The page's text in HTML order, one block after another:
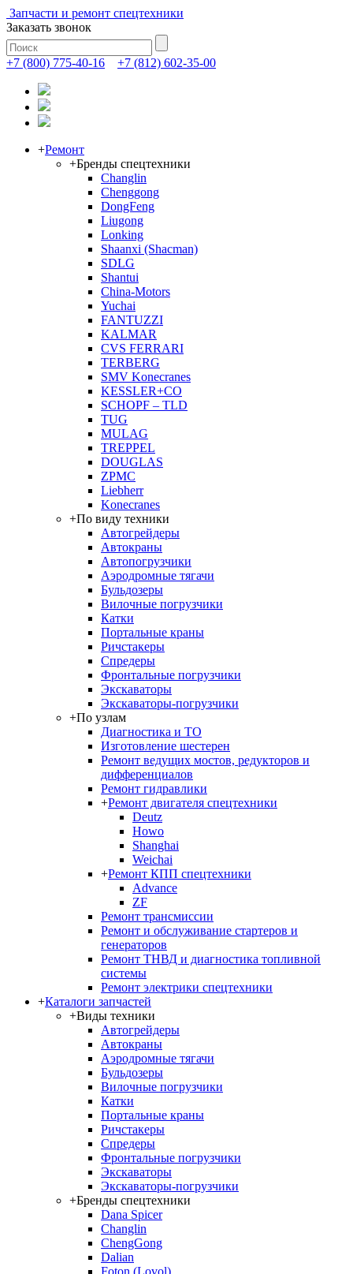
Запчасти и ремонт спецтехники
Заказать звонок
+7 (800) 775-40-16 +7 (812) 602-35-00
+Ремонт
+Бренды спецтехники
Changlin
Chenggong
DongFeng
Liugong
Lonking
Shaanxi (Shacman)
SDLG
Shantui
China-Motors
Yuchai
FANTUZZI
KALMAR
CVS FERRARI
TERBERG
SMV Konecranes
KESSLER+CO
SCHOPF – TLD
TUG
MULAG
TREPPEL
DOUGLAS
ZPMC
Liebherr
Konecranes
+По виду техники
Автогрейдеры
Автокраны
Автопогрузчики
Аэродромные тягачи
Бульдозеры
Вилочные погрузчики
Катки
Портальные краны
Ричстакеры
Спредеры
Фронтальные погрузчики
Экскаваторы
Экскаваторы-погрузчики
+По узлам
Диагностика и ТО
Изготовление шестерен
Ремонт ведущих мостов, редукторов и
дифференциалов
Ремонт гидравлики
+Ремонт двигателя спецтехники
Deutz
Howo
Shanghai
Weichai
+Ремонт КПП спецтехники
Advance
ZF
Ремонт трансмиссии
Ремонт и обслуживание стартеров и
генераторов
Ремонт ТНВД и диагностика топливной
системы
Ремонт электрики спецтехники
+Каталоги запчастей
+Виды техники
Автогрейдеры
Автокраны
Аэродромные тягачи
Бульдозеры
Вилочные погрузчики
Катки
Портальные краны
Ричстакеры
Спредеры
Фронтальные погрузчики
Экскаваторы
Экскаваторы-погрузчики
+Бренды спецтехники
Dana Spicer
Changlin
ChengGong
Dalian
Foton (Lovol)